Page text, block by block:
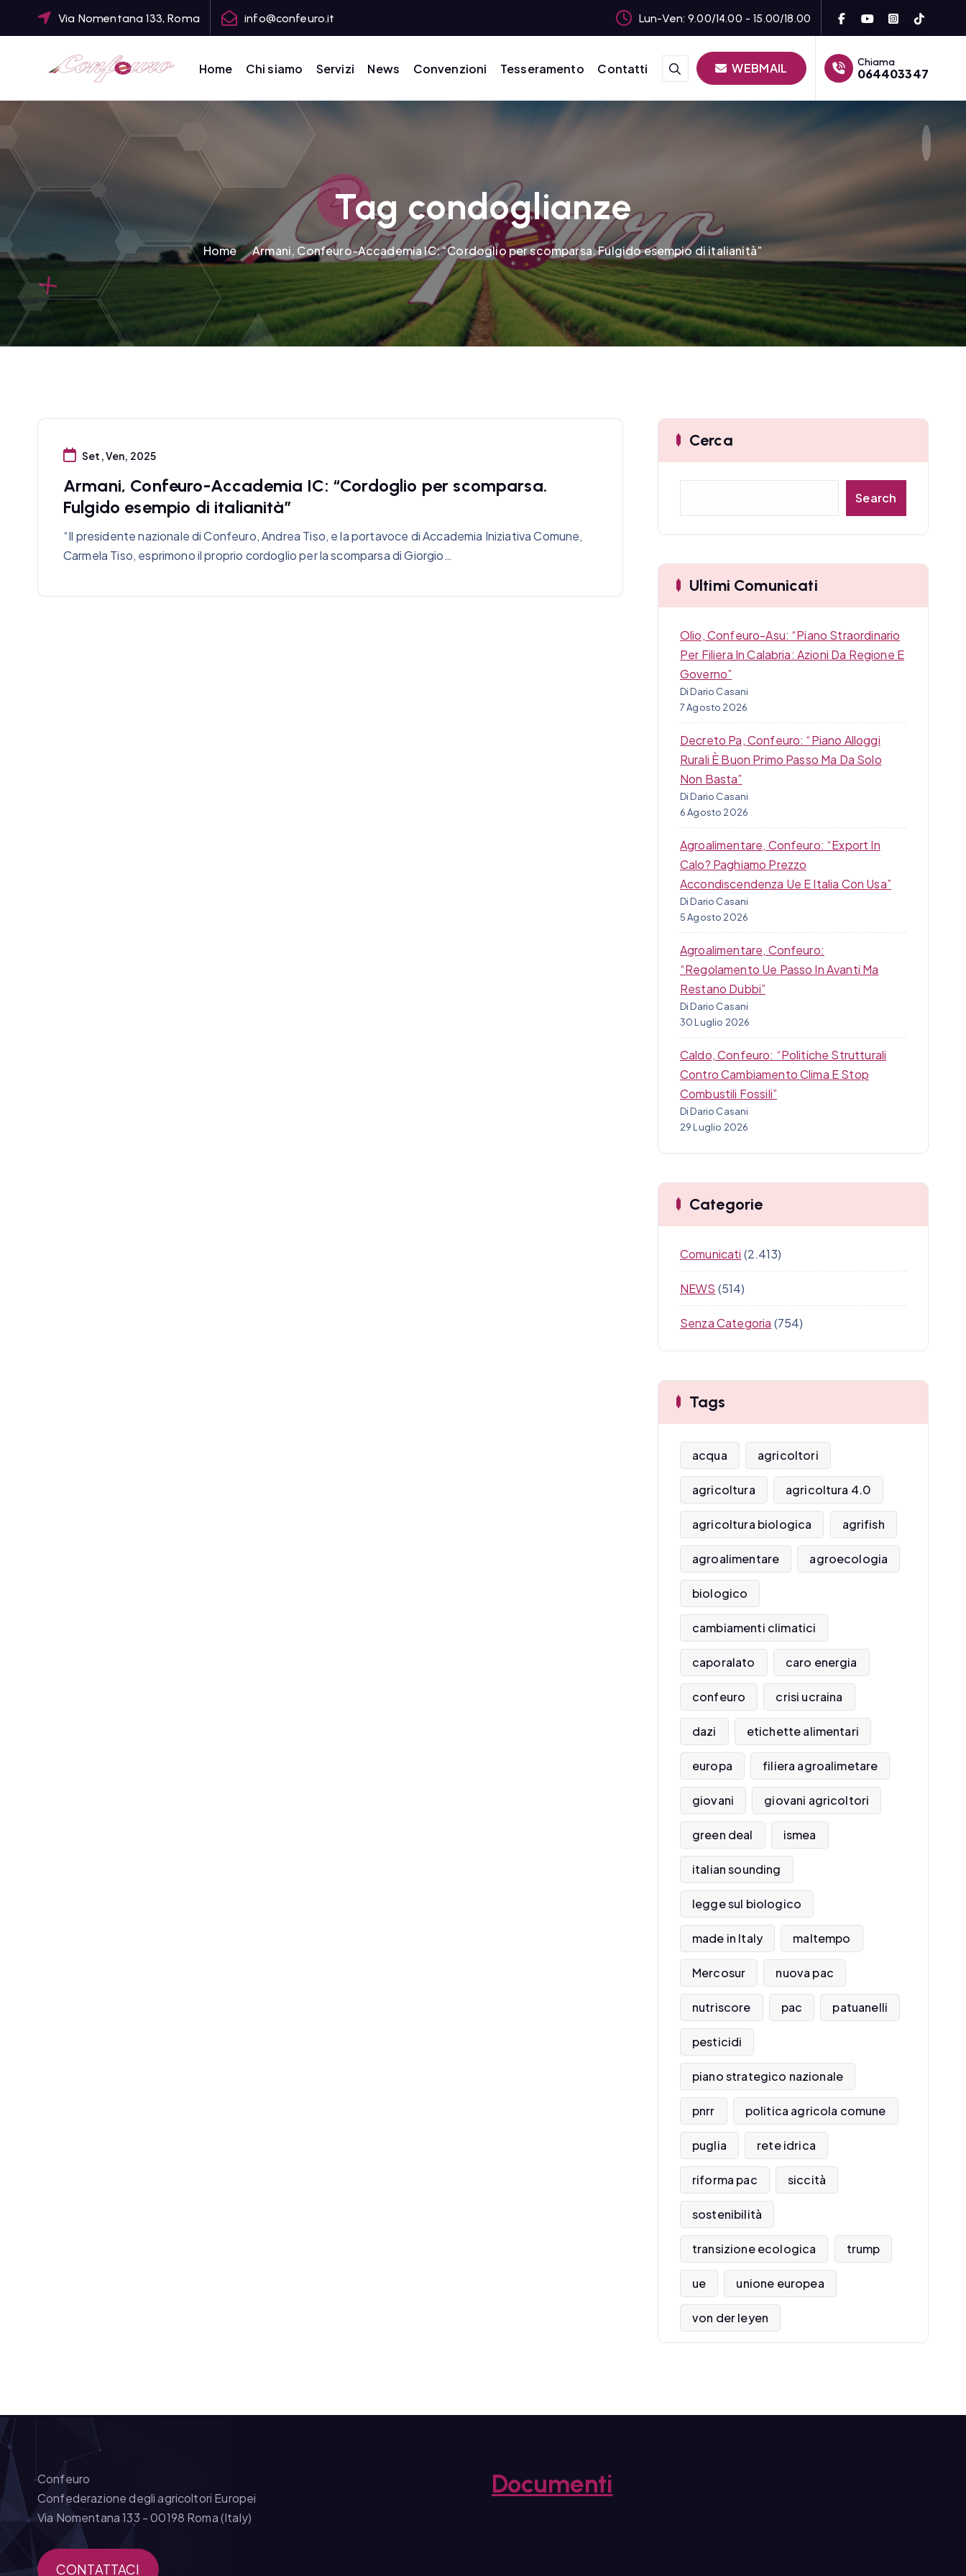
t
Via Nomentana 133, Roma info@confeuro.it Lun-Ven: 9.00/14.00 - 15.00/18.00
Home Chi siamo Servizi News Convenzioni Tesseramento Contatti WEBMAIL Chiama
064403347
Tag condoglianze
Home Armani, Confeuro-Accademia IC: “Cordoglio per scomparsa. Fulgido esempio di italianità”
Set, Ven, 2025
Armani, Confeuro-Accademia IC: “Cordoglio per scomparsa.
Fulgido esempio di italianità”
“Il presidente nazionale di Confeuro, Andrea Tiso, e la portavoce di Accademia Iniziativa Comune,
Carmela Tiso, esprimono il proprio cordoglio per la scomparsa di Giorgio…
Cerca
a
Search
Ultimi Comunicati
Olio, Confeuro-Asu: “Piano Straordinario
Per Filiera In Calabria: Azioni Da Regione E
Governo”
Di Dario Casani
7 Agosto 2026
Decreto Pa, Confeuro: “Piano Alloggi
Rurali È Buon Primo Passo Ma Da Solo
Non Basta”
Di Dario Casani
6 Agosto 2026
Agroalimentare, Confeuro: “Export In
Calo? Paghiamo Prezzo
Accondiscendenza Ue E Italia Con Usa”
Di Dario Casani
5 Agosto 2026
Agroalimentare, Confeuro:
“Regolamento Ue Passo In Avanti Ma
Restano Dubbi”
Di Dario Casani
30 Luglio 2026
Caldo, Confeuro: “Politiche Strutturali
Contro Cambiamento Clima E Stop
Combustili Fossili”
Di Dario Casani
29 Luglio 2026
Categorie
Comunicati (2.413)
NEWS (514)
Senza Categoria (754)
Tags
acqua agricoltori
agricoltura agricoltura 4.0
agricoltura biologica agrifish
agroalimentare agroecologia
biologico
cambiamenti climatici
caporalato caro energia
confeuro crisi ucraina
dazi etichette alimentari
europa filiera agroalimetare
giovani giovani agricoltori
green deal ismea
italian sounding
legge sul biologico
made in Italy maltempo
Mercosur nuova pac
nutriscore pac patuanelli
pesticidi
piano strategico nazionale
pnrr politica agricola comune
puglia rete idrica
riforma pac siccità
sostenibilità
transizione ecologica trump
ue unione europea
von der leyen
Confeuro
Confederazione degli agricoltori Europei
Via Nomentana 133 - 00198 Roma (Italy)
CONTATTACI
Documenti